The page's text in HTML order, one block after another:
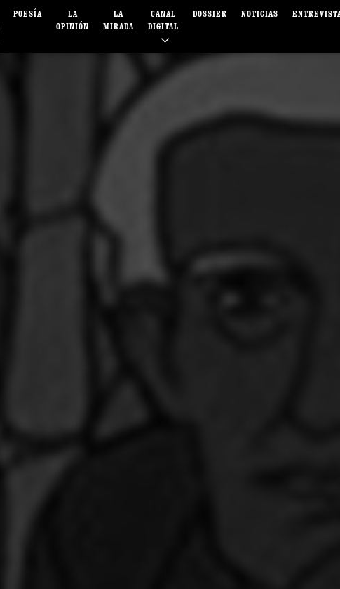
POESÍA
LA
OPINIÓN
LA
MIRADA
CANAL
DIGITAL
DOSSIER NOTICIAS